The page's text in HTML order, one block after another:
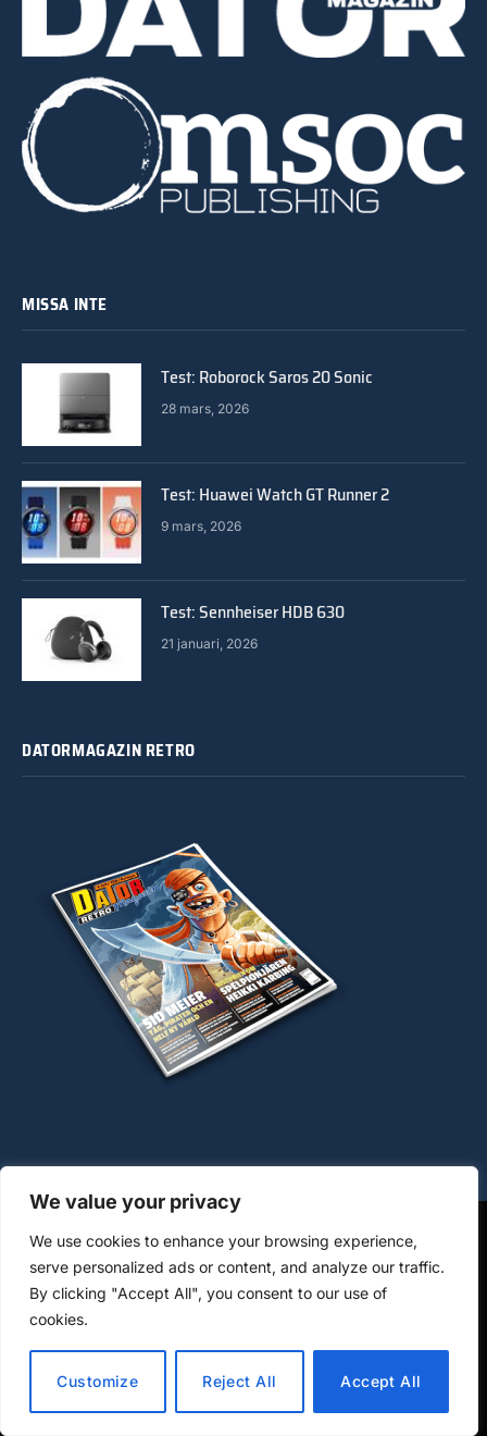
We value your privacy
We use cookies to enhance your browsing experience,
serve personalized ads or content, and analyze our traffic.
By clicking "Accept All", you consent to our use of
cookies.
Customize Reject All Accept All
MISSA INTE
Test: Roborock Saros 20 Sonic
28 mars, 2026
Test: Huawei Watch GT Runner 2
9 mars, 2026
Test: Sennheiser HDB 630
21 januari, 2026
DATORMAGAZIN RETRO
OM COOKIES
HANTERING AV PERSONUPPGIFTER
KÖPVILLKOR WWW.DATORMAGAZIN.SE
© 2026 Datormagazin/Omsoc Publishing AB, org-nr: 559034-
9014 – Ansvarig utgivare: Anders Öhman